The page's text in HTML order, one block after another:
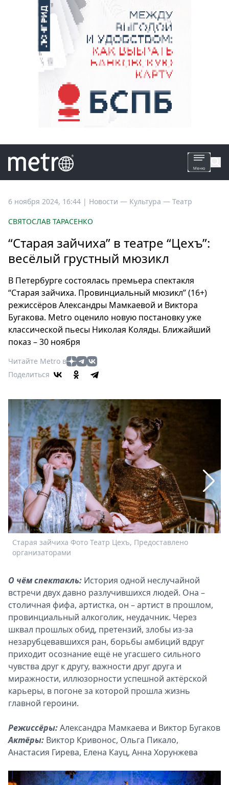
Все
Россия
Мир
Еда
Туризм
Мода
Театр
Кино
Афиша
Книги
Пресс-
релизы
О
Metro
Стримы
Спецпроекты
Звезды
Выборы
2026
Скачай
Metro
6 ноября 2024, 16:44 | Новости — Культура — Театр
СВЯТОСЛАВ ТАРАСЕНКО
“Старая зайчиха” в театре “Цехъ”:
весёлый грустный мюзикл
В Петербурге состоялась премьера спектакля
“Старая зайчиха. Провинциальный мюзикл” (16+)
режиссёров Александры Мамкаевой и Виктора
Бугакова. Metro оценило новую постановку уже
классической пьесы Николая Коляды. Ближайший
показ – 30 ноября
Читайте Metro в
Поделиться
Старая зайчиха Фото Театр Цехъ, Предоставлено
организаторами
О чём спектакль: История одной неслучайной
встречи двух давно разлучившихся людей. Она –
столичная фифа, артистка, он – артист в прошлом,
провинциальный алкоголик, неудачник. Через
шквал прошлых обид, претензий, злобы из-за
незарубцевавшихся ран, борьбы амбиций вдруг
приходит осознание ещё не угасшего сильного
чувства друг к другу, важности друг друга и
миражности, иллюзорности успешной актёрской
карьеры, в погоне за которой прошла жизнь
главной героини.
Режиссёры:Александра Мамкаева и Виктор Бугаков
Актёры: Виктор Кривонос, Ольга Пикало,
Анастасия Гирева, Елена Кауц, Анна Хорунжева